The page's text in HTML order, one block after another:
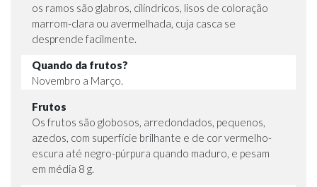
os ramos são glabros, cilíndricos, lisos de coloração
marrom-clara ou avermelhada, cuja casca se
desprende facilmente.
Quando da frutos?
Novembro a Março.
Frutos
Os frutos são globosos, arredondados, pequenos,
azedos, com superfície brilhante e de cor vermelho-
escura até negro-púrpura quando maduro, e pesam
em média 8 g.